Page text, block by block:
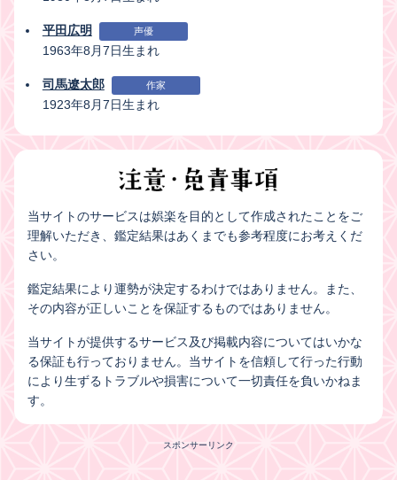
平田広明 声優
1963年8月7日生まれ
司馬遼太郎 作家
1923年8月7日生まれ
当サイトのサービスは娯楽を目的として作成されたことをご
理解いただき、鑑定結果はあくまでも参考程度にお考えくだ
さい。
鑑定結果により運勢が決定するわけではありません。また、
その内容が正しいことを保証するものではありません。
当サイトが提供するサービス及び掲載内容についてはいかな
る保証も行っておりません。当サイトを信頼して行った行動
により生ずるトラブルや損害について一切責任を負いかねま
す。
スポンサーリンク